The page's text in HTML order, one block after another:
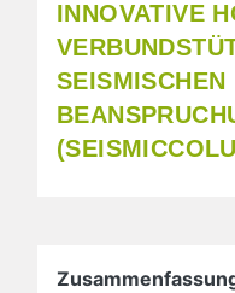
INNOVATIVE
SEISMISCHEN